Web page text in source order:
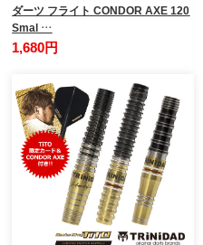
ダーツ フライト CONDOR AXE 120
Smal …
1,680円